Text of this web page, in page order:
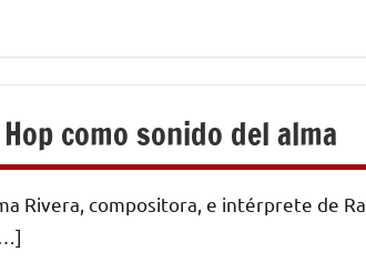
como sonido del alma
Rivera, compositora, e intérprete de